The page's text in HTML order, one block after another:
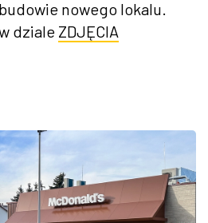
nowego lokalu.
dziale ZDJĘCIA